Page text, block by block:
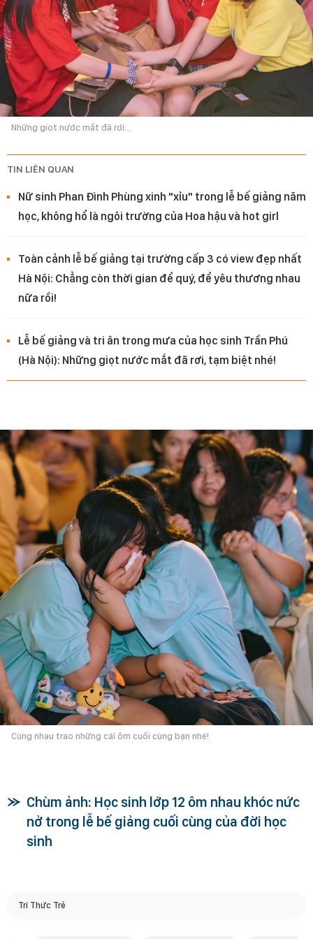
Những giọt nước mắt đã rơi...
TIN LIÊN QUAN
Nữ sinh Phan Đình Phùng xinh "xỉu" trong lễ bế giảng năm
học, không hổ là ngôi trường của Hoa hậu và hot girl
Toàn cảnh lễ bế giảng tại trường cấp 3 có view đẹp nhất
Hà Nội: Chẳng còn thời gian để quý, để yêu thương nhau
nữa rồi!
Lễ bế giảng và tri ân trong mưa của học sinh Trần Phú
(Hà Nội): Những giọt nước mắt đã rơi, tạm biệt nhé!
Cùng nhau trao những cái ôm cuối cùng bạn nhé!
Chùm ảnh: Học sinh lớp 12 ôm nhau khóc nức
nở trong lễ bế giảng cuối cùng của đời học
sinh
Trí Thức Trẻ